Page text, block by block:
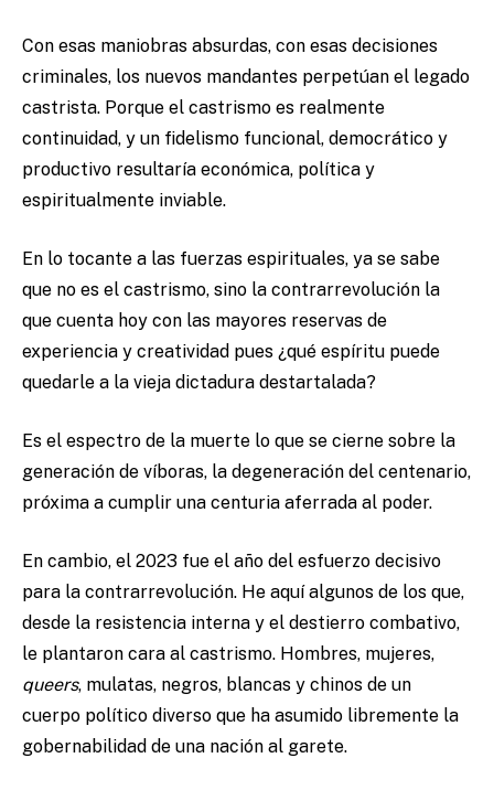
Con esas maniobras absurdas, con esas decisiones
criminales, los nuevos mandantes perpetúan el legado
castrista. Porque el castrismo es realmente
continuidad, y un fidelismo funcional, democrático y
productivo resultaría económica, política y
espiritualmente inviable.
En lo tocante a las fuerzas espirituales, ya se sabe
que no es el castrismo, sino la contrarrevolución la
que cuenta hoy con las mayores reservas de
experiencia y creatividad pues ¿qué espíritu puede
quedarle a la vieja dictadura destartalada?
Es el espectro de la muerte lo que se cierne sobre la
generación de víboras, la degeneración del centenario,
próxima a cumplir una centuria aferrada al poder.
En cambio, el 2023 fue el año del esfuerzo decisivo
para la contrarrevolución. He aquí algunos de los que,
desde la resistencia interna y el destierro combativo,
le plantaron cara al castrismo. Hombres, mujeres,
queers, mulatas, negros, blancas y chinos de un
cuerpo político diverso que ha asumido libremente la
gobernabilidad de una nación al garete.